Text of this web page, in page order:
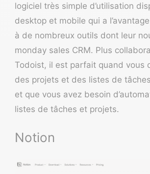
logiciel très simple d’utilisation
desktop et mobile qui a
à de nombreux outils dont leur
monday sales CRM. Plus
Todoist, il est parfait quand vous
des projets et des listes de
et que vous avez besoin d’
listes de tâches et projets.
Notion